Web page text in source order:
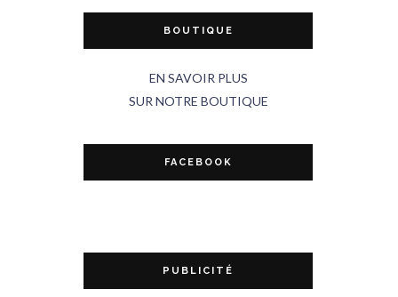
BOUTIQUE
EN SAVOIR PLUS
SUR NOTRE BOUTIQUE
FACEBOOK
PUBLICITÉ